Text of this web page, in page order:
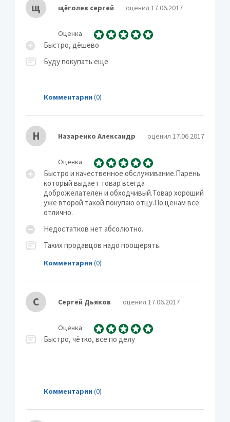
щ щёголев сергей оценил 17.06.2017
Оценка
Быстро, дёшево
Буду покупать еще
Комментарии (0)
Н Назаренко Александр оценил 17.06.2017
Оценка
Быстро и качественное обслуживание.Парень
который выдает товар всегда
доброжелателен и обходчивый.Товар хороший
уже второй такой покупаю отцу.По ценам все
отлично.
Недостатков нет абсолютно.
Таких продавцов надо поощерять.
Комментарии (0)
С Сергей Дьяков оценил 17.06.2017
Оценка
Быстро, чётко, все по делу
Комментарии (0)